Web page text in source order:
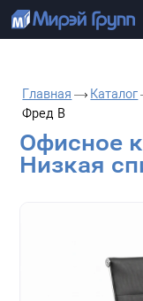
Главная Каталог
Фред B
Офисное
Низкая